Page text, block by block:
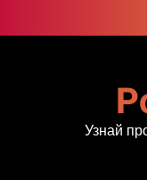
к
Узнай